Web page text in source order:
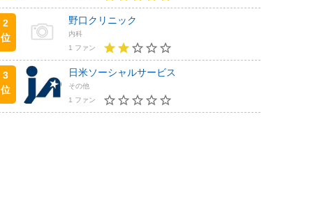
2
位
野口クリニック
内科
1 ファン
3
位
日米ソーシャルサービス
その他
1 ファン